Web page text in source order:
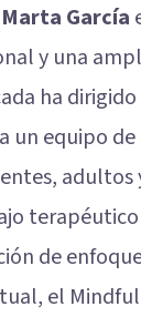
García
y una
ha
un equipo
adultos
de
el